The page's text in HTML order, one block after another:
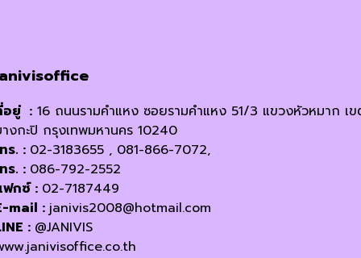
อยู่ : 16 ถนนรามคำแหง ซอยรามคำแหง 51/3 แขวงหัวหมาก เ
งกะปิ กรุงเทพมหานคร 10240
ร. : 02-3183655 , 081-866-7072,
ร. : 086-792-2552
กซ์ : 02-7187449
mail : janivis2008@hotmail.com
: @JANIVIS